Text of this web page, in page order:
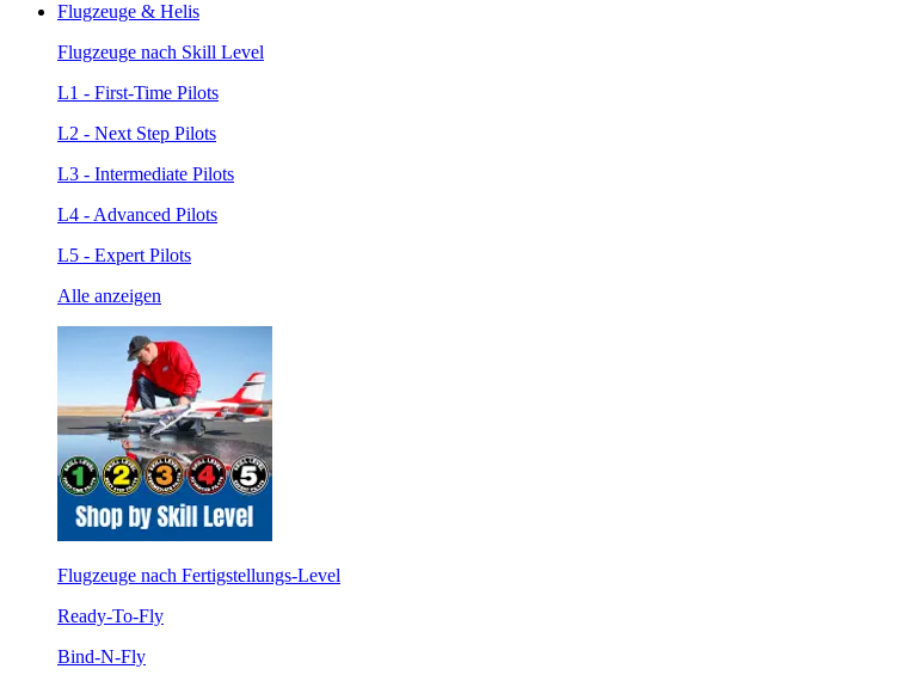
Flugzeuge & Helis
Flugzeuge nach Skill Level
L1 - First-Time Pilots
L2 - Next Step Pilots
L3 - Intermediate Pilots
L4 - Advanced Pilots
L5 - Expert Pilots
Alle anzeigen
Flugzeuge nach Fertigstellungs-Level
Ready-To-Fly
Bind-N-Fly